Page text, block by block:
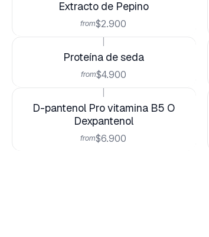
Extracto de Pepino
from$2.900
Proteína de seda
from$4.900
D-pantenol Pro vitamina B5 O
Dexpantenol
from$6.900